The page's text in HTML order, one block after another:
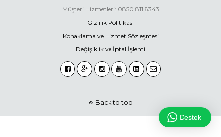
Müşteri Hizmetleri: 0850 811 8343
Gizlilik Politikası
Konaklama ve Hizmet Sözleşmesi
Değişiklik ve İptal İşlemi
Back to top
Destek